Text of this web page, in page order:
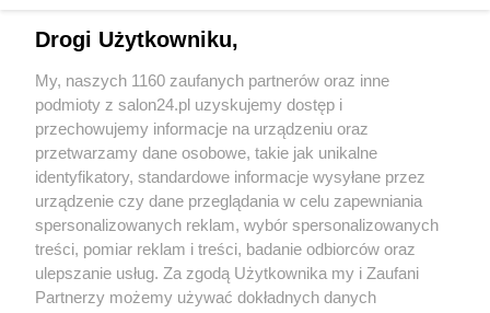
Sport
Społeczeństwo
Kultura
X Facebook Instagram Youtube
Drogi Użytkowniku,
My, naszych 1160 zaufanych partnerów oraz inne
podmioty z salon24.pl uzyskujemy dostęp i
przechowujemy informacje na urządzeniu oraz
przetwarzamy dane osobowe, takie jak unikalne
identyfikatory, standardowe informacje wysyłane przez
urządzenie czy dane przeglądania w celu zapewniania
spersonalizowanych reklam, wybór spersonalizowanych
treści, pomiar reklam i treści, badanie odbiorców oraz
ulepszanie usług. Za zgodą Użytkownika my i Zaufani
Partnerzy możemy używać dokładnych danych